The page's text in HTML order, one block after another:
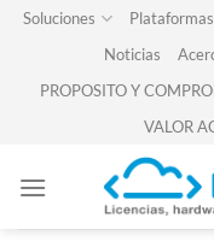
SkipSoluciones Plataformas
Noticias
PROPOSITO Y
VALOR